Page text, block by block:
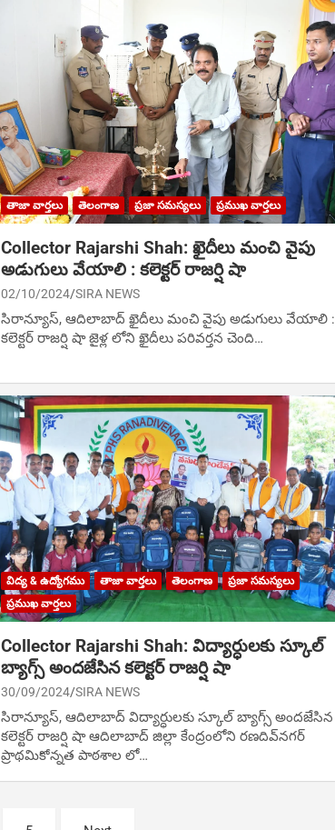
తాజా వార్తలు తెలంగాణ ప్రజా సమస్యలు ప్రముఖ వార్తలు
Collector Rajarshi Shah: ఖైదీలు మంచి వైపు
అడుగులు వేయాలి : క‌లెక్ట‌ర్‌ రాజర్షి షా
02/10/2024 SIRA NEWS
సిరాన్యూస్, ఆదిలాబాద్‌ ఖైదీలు మంచి వైపు అడుగులు వేయాలి :
క‌లెక్ట‌ర్‌ రాజర్షి షా జైళ్ల లోని ఖైదీలు పరివర్తన చెంది…
విద్య & ఉద్యోగము తాజా వార్తలు తెలంగాణ
ప్రజా సమస్యలు
ప్రముఖ వార్తలు
Collector Rajarshi Shah: విద్యార్ధులకు స్కూల్
బ్యాగ్స్ అంద‌జేసిన క‌లెక్ట‌ర్ రాజర్షి షా
30/09/2024 SIRA NEWS
సిరాన్యూస్‌, ఆదిలాబాద్‌ విద్యార్ధులకు స్కూల్ బ్యాగ్స్ అంద‌జేసిన
క‌లెక్ట‌ర్ రాజర్షి షా ఆదిలాబాద్ జిల్లా కేంద్రంలోని రణదివ్‌న‌గ‌ర్‌
ప్రాథమికోన్నత పాఠశాల లో…